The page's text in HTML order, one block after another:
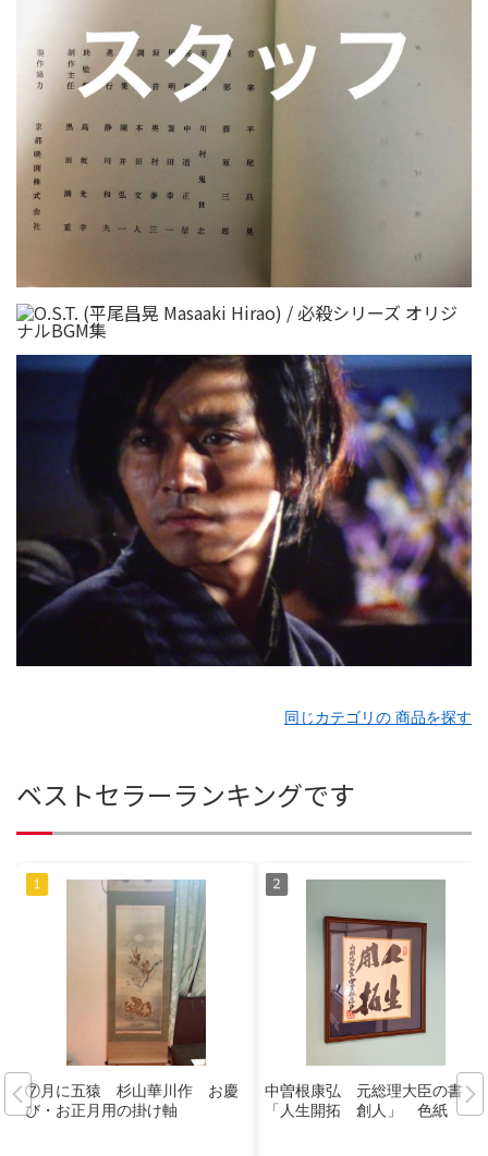
同じカテゴリの 商品を探す
ベストセラーランキングです
⑦月に五猿 杉山華川作 お慶
び・お正月用の掛け軸
中曽根康弘 元総理大臣の書
「人生開拓 創人」 色紙